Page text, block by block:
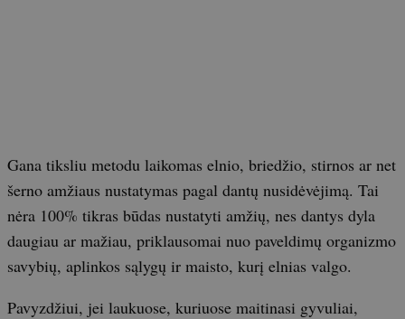
Gana tiksliu metodu laikomas elnio, briedžio, stirnos ar net
šerno amžiaus nustatymas pagal dantų nusidėvėjimą. Tai
nėra 100% tikras būdas nustatyti amžių, nes dantys dyla
daugiau ar mažiau, priklausomai nuo paveldimų organizmo
savybių, aplinkos sąlygų ir maisto, kurį elnias valgo.
Pavyzdžiui, jei laukuose, kuriuose maitinasi gyvuliai,